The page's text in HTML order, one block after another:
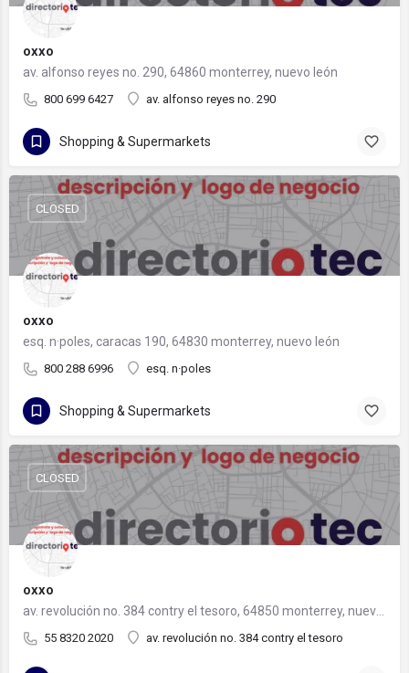
oxxo
av. alfonso reyes no. 290, 64860 monterrey, nuevo león
800 699 6427 av. alfonso reyes no. 290
Shopping & Supermarkets
oxxo
esq. n·poles, caracas 190, 64830 monterrey, nuevo león
800 288 6996 esq. n·poles
CLOSED
Shopping & Supermarkets
oxxo
55 8320 2020 av. revolución no. 384 contry el tesoro
CLOSED